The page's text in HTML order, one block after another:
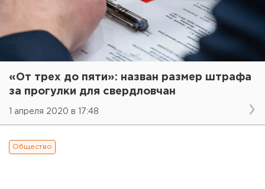
«От трех до пяти»: назван размер штрафа
за прогулки для свердловчан
1 апреля 2020 в 17:48
Общество